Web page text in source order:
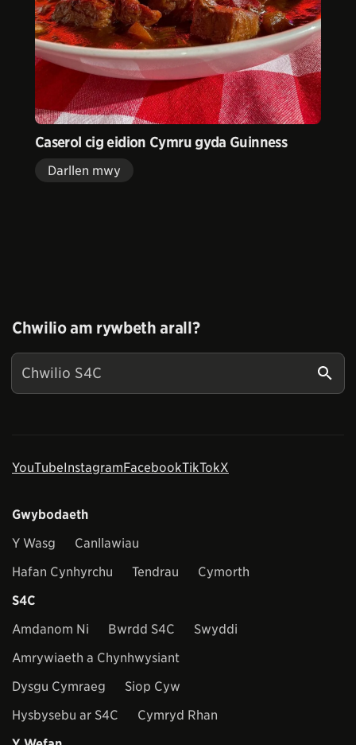
Caserol cig eidion Cymru gyda Guinness
Darllen mwy
Chwilio am rywbeth arall?
YouTubeInstagramFacebookTikTokX
Gwybodaeth
Y Wasg
Canllawiau
Hafan Cynhyrchu
Tendrau
Cymorth
S4C
Amdanom Ni
Bwrdd S4C
Swyddi
Amrywiaeth a Chynhwysiant
Dysgu Cymraeg
Siop Cyw
Hysbysebu ar S4C
Cymryd Rhan